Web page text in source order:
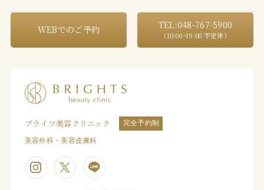
WEBでのご予約 TEL:048-767-5900
（10:00~19:00 不定休）
ブライツ美容クリニック 完全予約制
美容外科・美容皮膚科